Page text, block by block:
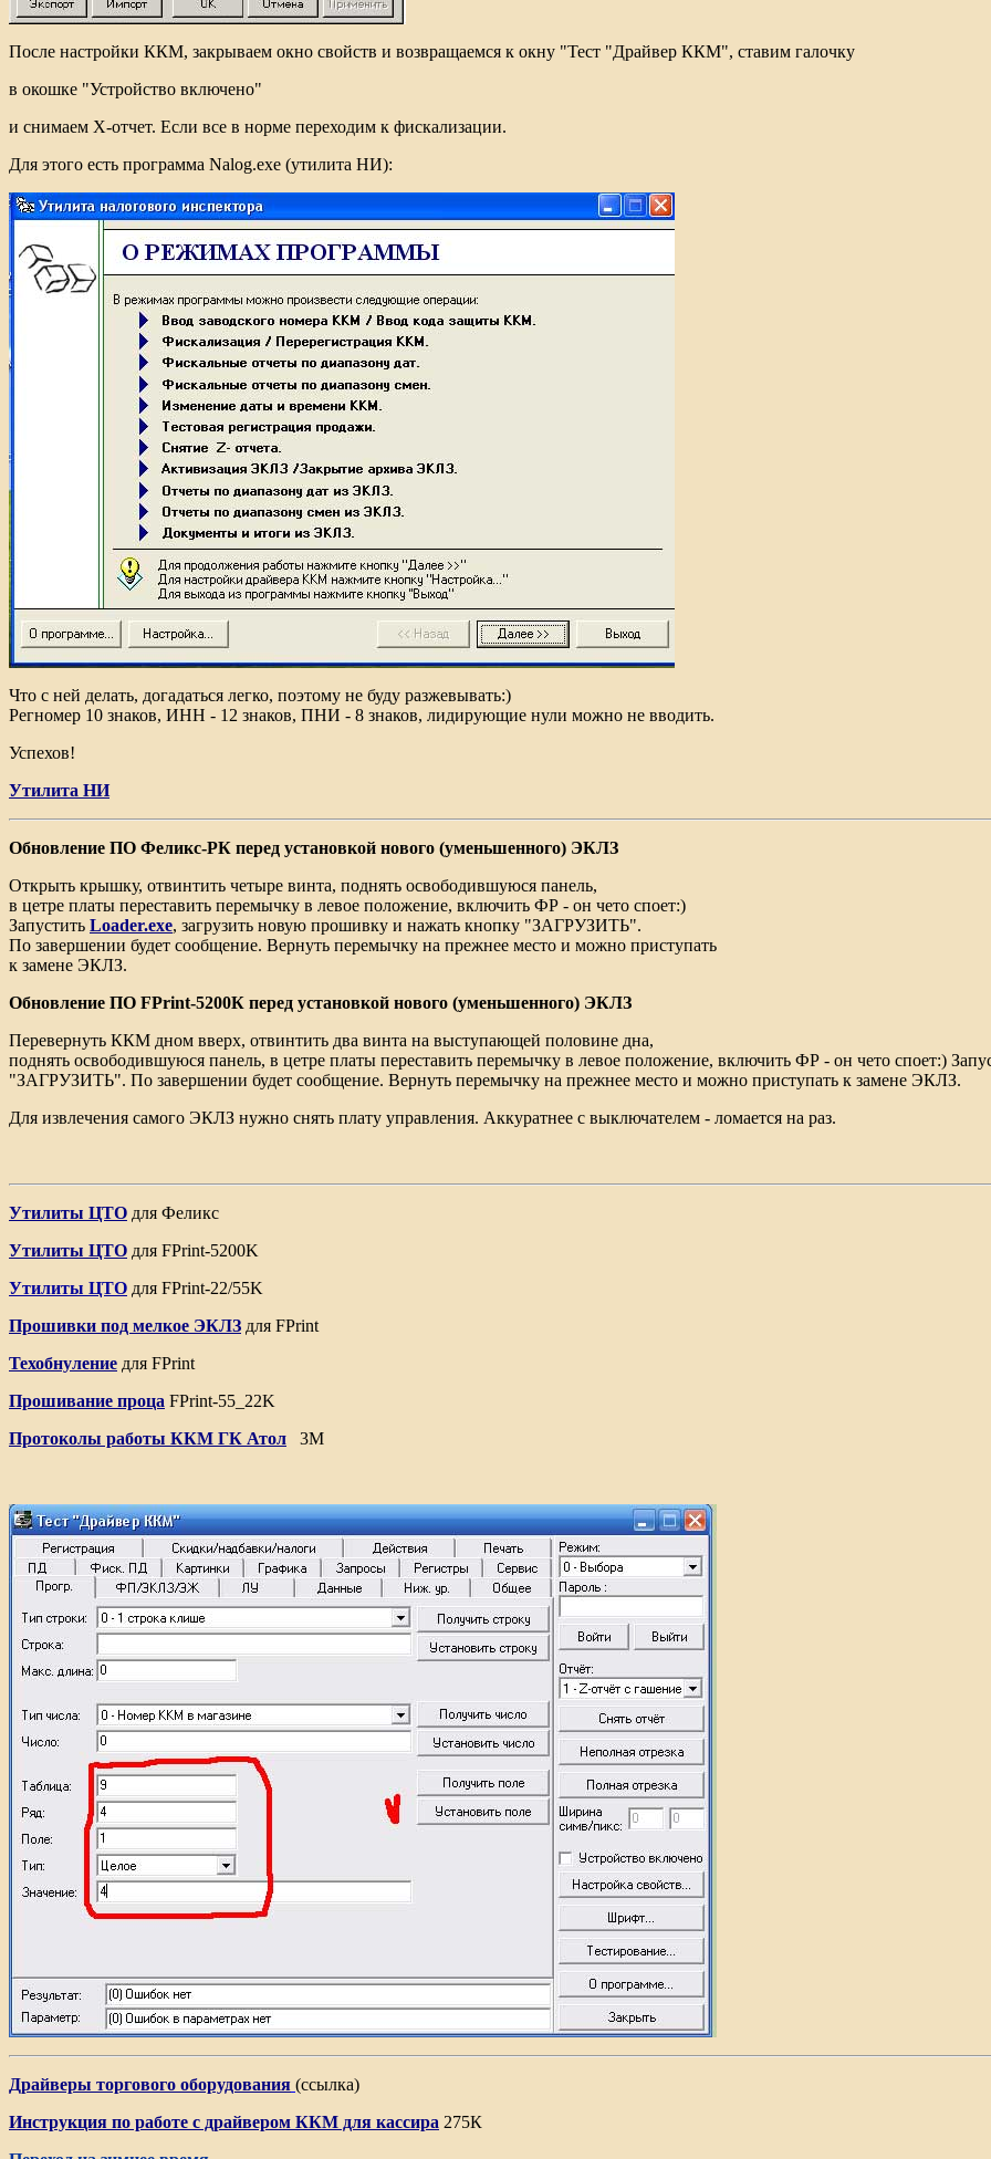
После настройки ККМ, закрываем окно свойств и возвращаемся к окну "Тест "Драйвер ККМ", ставим галочку
в окошке "Устройство включено"
и снимаем Х-отчет. Если все в норме переходим к фискализации.
Для этого есть программа Nalog.exe (утилита НИ):
Что с ней делать, догадаться легко, поэтому не буду разжевывать:)
Регномер 10 знаков, ИНН - 12 знаков, ПНИ - 8 знаков, лидирующие нули можно не вводить.
Успехов!
Утилита НИ
Обновление ПО Феликс-РК перед установкой нового (уменьшенного) ЭКЛЗ
Открыть крышку, отвинтить четыре винта, поднять освободившуюся панель,
в цетре платы переставить перемычку в левое положение, включить ФР - он чето споет:)
Запустить Loader.exe, загрузить новую прошивку и нажать кнопку "ЗАГРУЗИТЬ".
По завершении будет сообщение. Вернуть перемычку на прежнее место и можно приступать
к замене ЭКЛЗ.
Обновление ПО FPrint-5200К перед установкой нового (уменьшенного) ЭКЛЗ
Перевернуть ККМ дном вверх, отвинтить два винта на выступающей половине дна,
поднять освободившуюся панель, в цетре платы переставить перемычку в левое положение, включить ФР - он чето споет:)
"ЗАГРУЗИТЬ". По завершении будет сообщение. Вернуть перемычку на прежнее место и можно приступать к замене ЭКЛЗ.
Для извлечения самого ЭКЛЗ нужно снять плату управления. Аккуратнее с выключателем - ломается на раз.
Утилиты ЦТО для Феликс
Утилиты ЦТО для FPrint-5200K
Утилиты ЦТО для FPrint-22/55K
Прошивки под мелкое ЭКЛЗ для FPrint
Техобнуление для FPrint
Прошивание проца FPrint-55_22K
Протоколы работы ККМ ГК Атол 3М
Драйверы торгового оборудования (ссылка)
Инструкция по работе с драйвером ККМ для кассира 275К